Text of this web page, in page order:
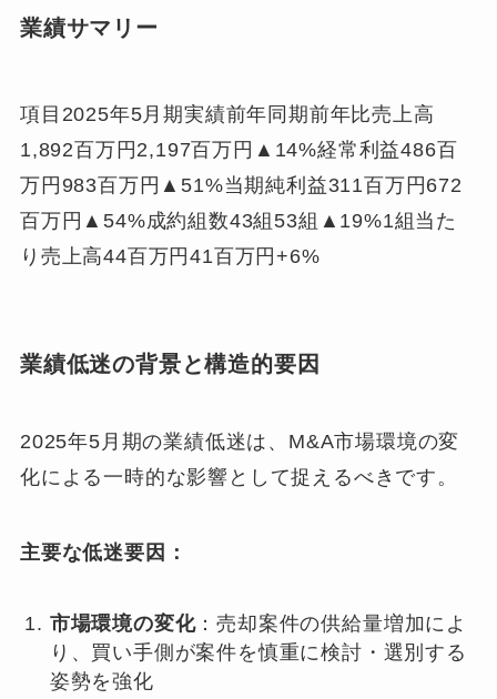
業績サマリー
項目2025年5月期実績前年同期前年比売上高
1,892百万円2,197百万円▲14%経常利益486百
万円983百万円▲51%当期純利益311百万円672
百万円▲54%成約組数43組53組▲19%1組当た
り売上高44百万円41百万円+6%
業績低迷の背景と構造的要因
2025年5月期の業績低迷は、M&A市場環境の変
化による一時的な影響として捉えるべきです。
主要な低迷要因：
市場環境の変化：売却案件の供給量増加によ
り、買い手側が案件を慎重に検討・選別する
姿勢を強化